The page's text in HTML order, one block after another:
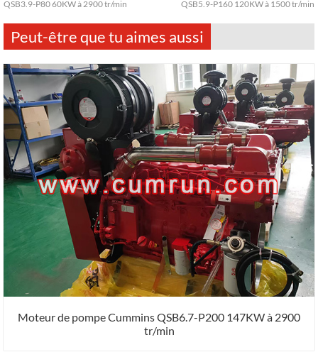
QSB3.9-P80 60KW à 2900 tr/min
QSB5.9-P160 120KW à 1500 tr/min
Peut-être que tu aimes aussi
Moteur de pompe Cummins QSB6.7-P200 147KW à 2900
tr/min